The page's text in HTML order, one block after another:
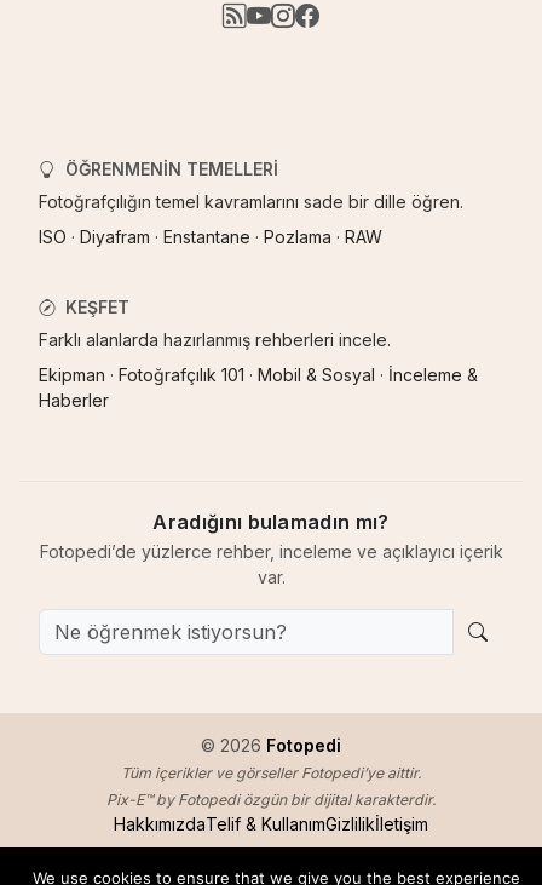
ÖĞRENMENIN TEMELLERI
Fotoğrafçılığın temel kavramlarını sade bir dille öğren.
ISO · Diyafram · Enstantane · Pozlama · RAW
KEŞFET
Farklı alanlarda hazırlanmış rehberleri incele.
Ekipman · Fotoğrafçılık 101 · Mobil & Sosyal · İnceleme &
Haberler
Aradığını bulamadın mı?
Fotopedi’de yüzlerce rehber, inceleme ve açıklayıcı içerik
var.
© 2026 Fotopedi
Tüm içerikler ve görseller Fotopedi’ye aittir.
Pix-E™ by Fotopedi özgün bir dijital karakterdir.
HakkımızdaTelif & KullanımGizlilikİletişim
We use cookies to ensure that we give you the best experience